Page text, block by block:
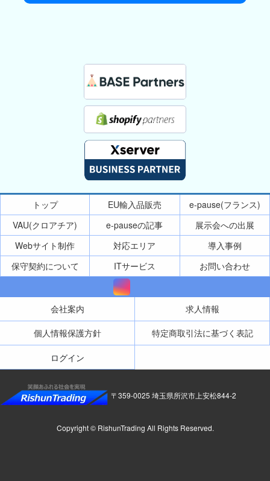
トップ EU輸入品販売
e-pause(フランス)
VAU(クロアチア)
e-pauseの記事
展示会への出展
Webサイト制作
対応エリア
導入事例
保守契約について
ITサービス お問い合わせ
会社案内
求人情報
個人情報保護方針
特定商取引法に基づく表記
ログイン
〒359-0025 埼玉県所沢市上安松844-2
Copyright © RishunTrading All Rights Reserved.